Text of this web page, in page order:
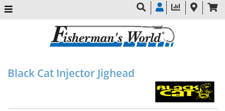
Black Cat Injector Jighead